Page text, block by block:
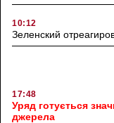
10:12
Зеленский
17:48
Уряд готується
джерела